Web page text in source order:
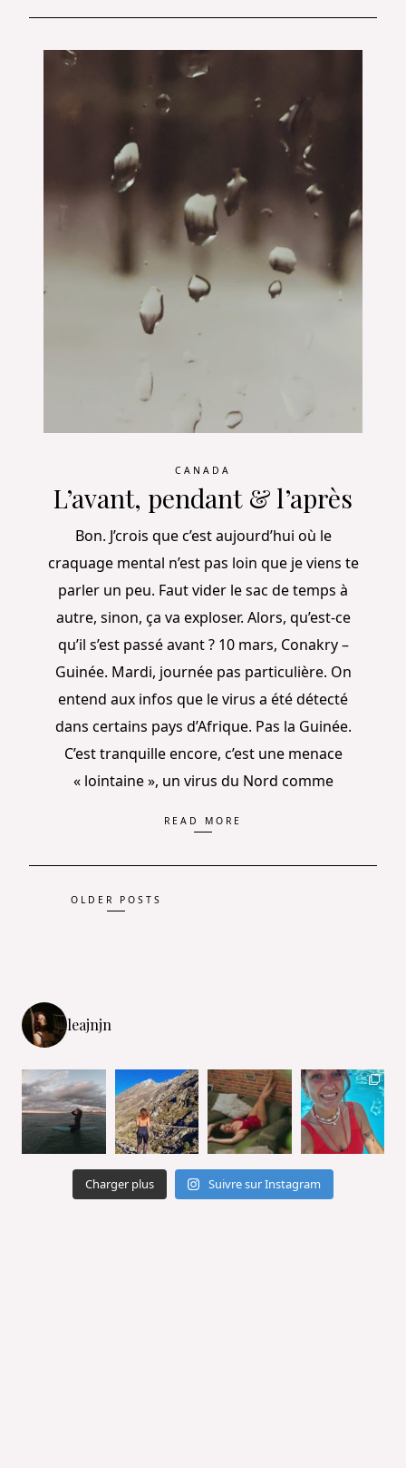
CANADA
L’avant, pendant & l’après
Bon. J’crois que c’est aujourd’hui où le
craquage mental n’est pas loin que je viens te
parler un peu. Faut vider le sac de temps à
autre, sinon, ça va exploser. Alors, qu’est-ce
qu’il s’est passé avant ? 10 mars, Conakry –
Guinée. Mardi, journée pas particulière. On
entend aux infos que le virus a été détecté
dans certains pays d’Afrique. Pas la Guinée.
C’est tranquille encore, c’est une menace
« lointaine », un virus du Nord comme
READ MORE
PostsOLDER POSTS
leajnjn
Charger plus Suivre sur Instagram